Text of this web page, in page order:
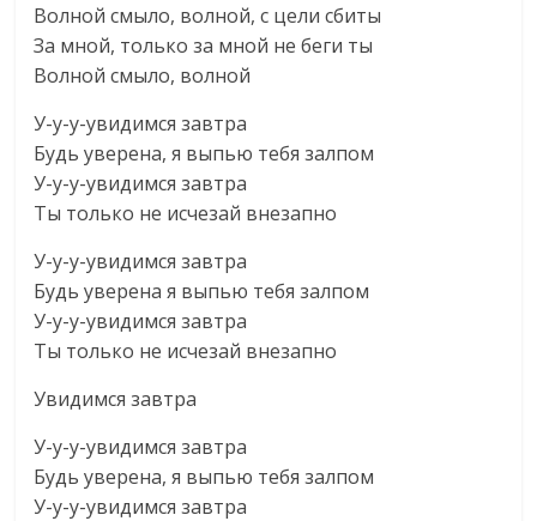
Волной смыло, волной, с цели сбиты
За мной, только за мной не беги ты
Волной смыло, волной
У-у-у-увидимся завтра
Будь уверена, я выпью тебя залпом
У-у-у-увидимся завтра
Ты только не исчезай внезапно
У-у-у-увидимся завтра
Будь уверена я выпью тебя залпом
У-у-у-увидимся завтра
Ты только не исчезай внезапно
Увидимся завтра
У-у-у-увидимся завтра
Будь уверена, я выпью тебя залпом
У-у-у-увидимся завтра